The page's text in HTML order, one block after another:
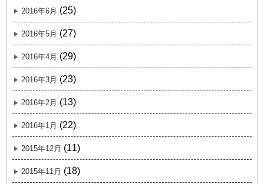
2016年6月 (25)
2016年5月 (27)
2016年4月 (29)
2016年3月 (23)
2016年2月 (13)
2016年1月 (22)
2015年12月 (11)
2015年11月 (18)